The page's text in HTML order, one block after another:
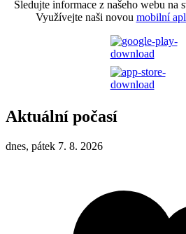
Sledujte informace z našeho webu na
Využívejte naši novou mobilní
Aktuální počasí
dnes, pátek 7. 8. 2026